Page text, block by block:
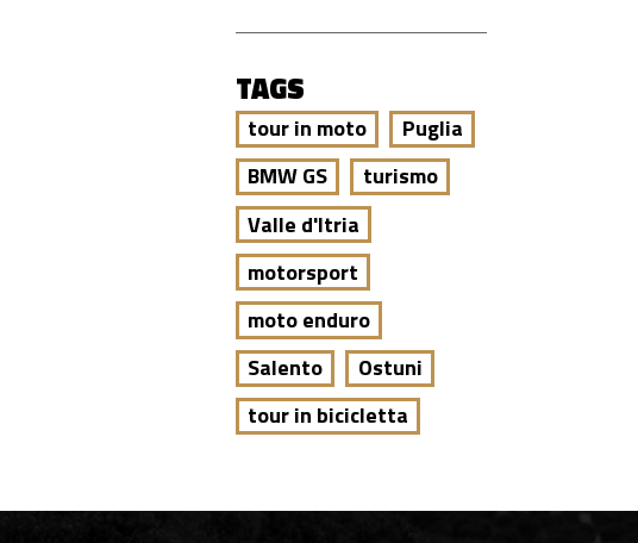
TAGS
tour in moto
Puglia
BMW GS
turismo
Valle d'Itria
motorsport
moto enduro
Salento
Ostuni
tour in bicicletta